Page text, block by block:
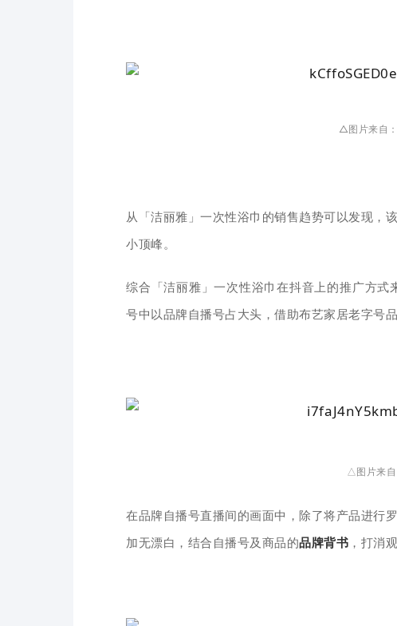
△图片来自
从「洁丽雅」一次性浴巾的销售趋势可以发现，
小顶峰。
综合「洁丽雅」一次性浴巾在抖音上的推广方式
号中以品牌自播号占大头，借助布艺家居老字号
△图片来自
在品牌自播号直播间的画面中，除了将产品进行
加无漂白，结合自播号及商品的品牌背书 ，打消